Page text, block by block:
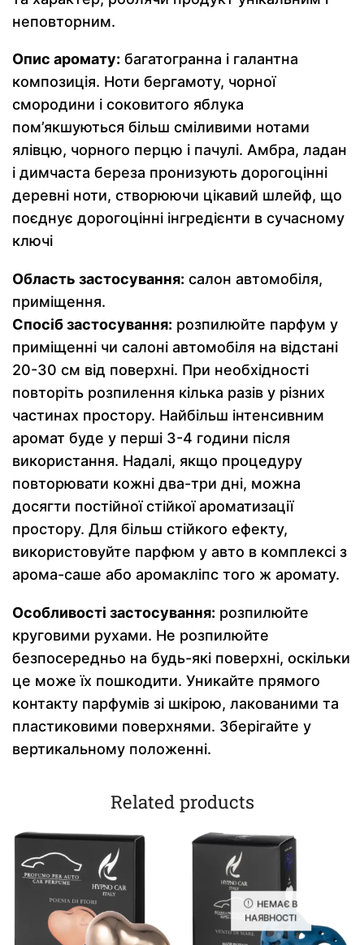
неповторним.
Опис аромату: багатогранна і галантна
композиція. Ноти бергамоту, чорної
смородини і соковитого яблука
пом’якшуються більш сміливими нотами
ялівцю, чорного перцю і пачулі. Амбра, ладан
і димчаста береза пронизують дорогоцінні
деревні ноти, створюючи цікавий шлейф, що
поєднує дорогоцінні інгредієнти в сучасному
ключі
Область застосування: салон автомобіля,
приміщення.
Спосіб застосування: розпилюйте парфум у
приміщенні чи салоні автомобіля на відстані
20-30 см від поверхні. При необхідності
повторіть розпилення кілька разів у різних
частинах простору. Найбільш інтенсивним
аромат буде у перші 3-4 години після
використання. Надалі, якщо процедуру
повторювати кожні два-три дні, можна
досягти постійної стійкої ароматизації
простору. Для більш стійкого ефекту,
використовуйте парфюм у авто в комплексі з
арома-саше або аромакліпс того ж аромату.
Особливості застосування: розпилюйте
круговими рухами. Не розпилюйте
безпосередньо на будь-які поверхні, оскільки
це може їх пошкодити. Уникайте прямого
контакту парфумів зі шкірою, лакованими та
пластиковими поверхнями. Зберігайте у
вертикальному положенні.
Related products
НЕМАЄ В
НАЯВНОСТІ